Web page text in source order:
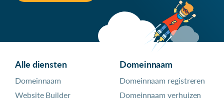
Alle diensten
Domeinnaam
Website Builder
Domeinnaam
Domeinnaam registreren
Domeinnaam verhuizen